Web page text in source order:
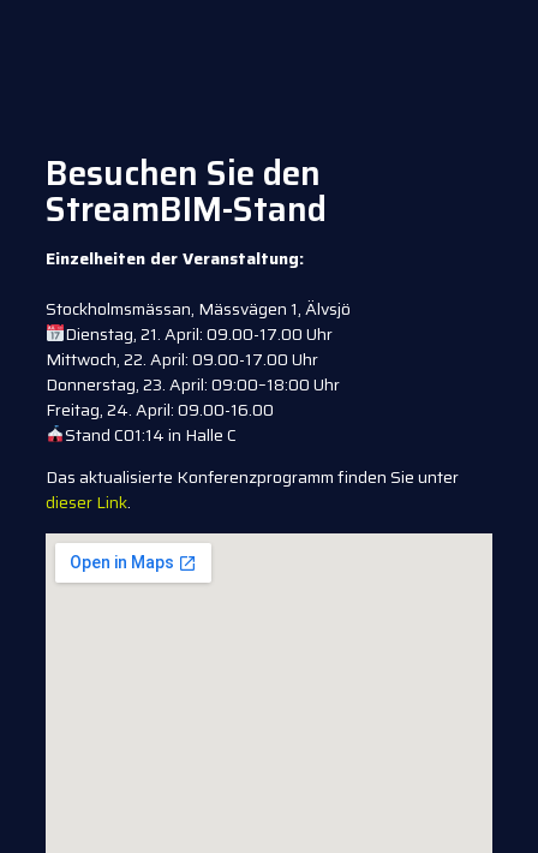
Besuchen Sie den
StreamBIM-Stand
Einzelheiten der Veranstaltung:
Stockholmsmässan, Mässvägen 1, Älvsjö
Dienstag, 21. April: 09.00-17.00 Uhr
Mittwoch, 22. April: 09.00-17.00 Uhr
Donnerstag, 23. April: 09:00–18:00 Uhr
Freitag, 24. April: 09.00-16.00
Stand C01:14 in Halle C
Das aktualisierte Konferenzprogramm finden Sie unter
dieser Link.